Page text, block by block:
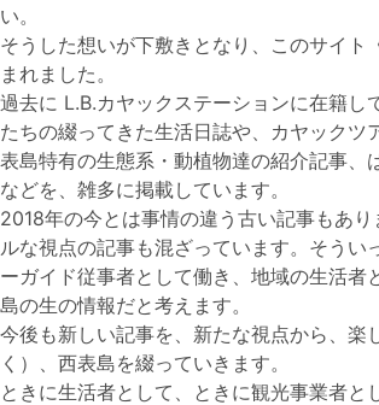
い。
そうした想いが下敷きとなり、このサイト
まれました。
過去に L.B.カヤックステーションに在籍し
たちの綴ってきた生活日誌や、カヤックツ
表島特有の生態系・動植物達の紹介記事、
などを、雑多に掲載しています。
2018年の今とは事情の違う古い記事もあ
ルな視点の記事も混ざっています。そうい
ーガイド従事者として働き、地域の生活者
島の生の情報だと考えます。
今後も新しい記事を、新たな視点から、楽
く）、西表島を綴っていきます。
ときに生活者として、ときに観光事業者と